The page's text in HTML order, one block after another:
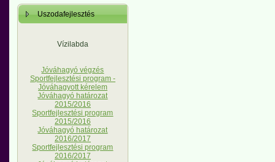
Uszodafejlesztés
Vízilabda
Jóváhagyó végzés
Sportfejlesztési program -
Jóváhagyott kérelem
Jóváhagyó határozat
2015/2016
Sportfejlesztési program
2015/2016
Jóváhagyó határozat
2016/2017
Sportfejlesztési program
2016/2017